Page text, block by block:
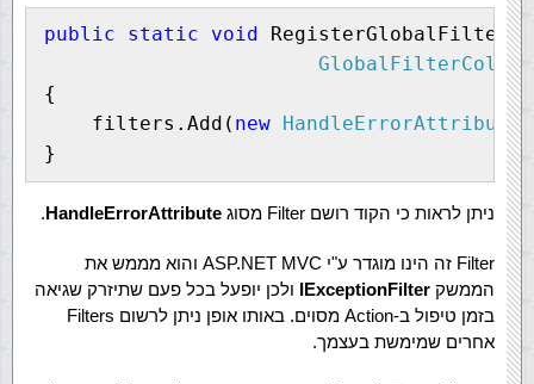
public static void RegisterGlobalFilters(
{
filters.Add( new HandleErrorAttribute
}
ניתן לראות כי הקוד רושם Filter מסוג HandleErrorAttribute
.
Filter זה הינו מוגדר ע"י ASP.NET MVC והוא מממש את
הממשק IExceptionFilter ולכן יופעל בכל פעם שתיזרק שגיאה
בזמן טיפול ב-Action מסוים. באותו אופן ניתן לרשום Filters
אחרים שמימשת בעצמך.